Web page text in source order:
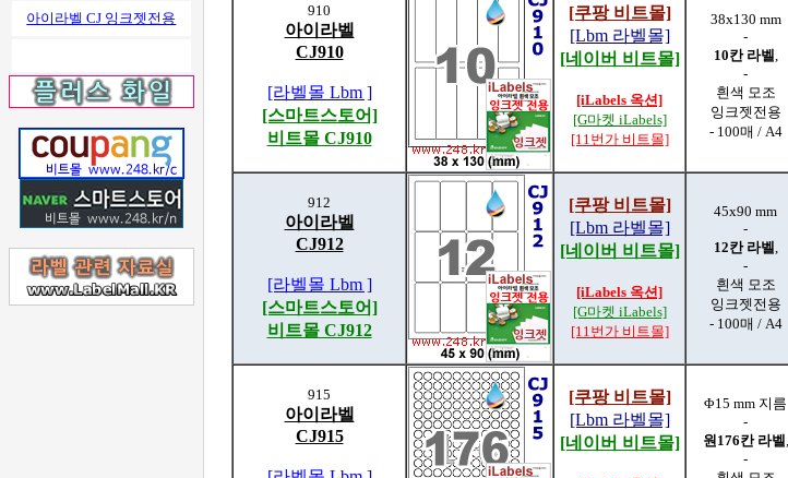
아이라벨 CJ 잉크젯전용 910
아이라벨
CJ910
[라벨몰 Lbm ]
[스마트스토어]
비트몰 CJ910
[쿠팡 비트몰]
[Lbm 라벨몰]
[네이버 비트몰]
[iLabels 옥션]
[G마켓 iLabels]
[11번가 비트몰]
38x130 mm
-
10칸 라벨
-
흰색 모조
잉크젯전용
- 100매 / A4
912
아이라벨
CJ912
[라벨몰 Lbm ]
[스마트스토어]
비트몰 CJ912
[쿠팡 비트몰]
[Lbm 라벨몰]
[네이버 비트몰]
[iLabels 옥션]
[G마켓 iLabels]
[11번가 비트몰]
45x90 mm
-
12칸 라벨
-
흰색 모조
잉크젯전용
- 100매 / A4
915
아이라벨
CJ915
[쿠팡 비트몰]
[Lbm 라벨몰]
[네이버 비트몰]
Φ15 mm 지름
-
원176칸 라벨
-